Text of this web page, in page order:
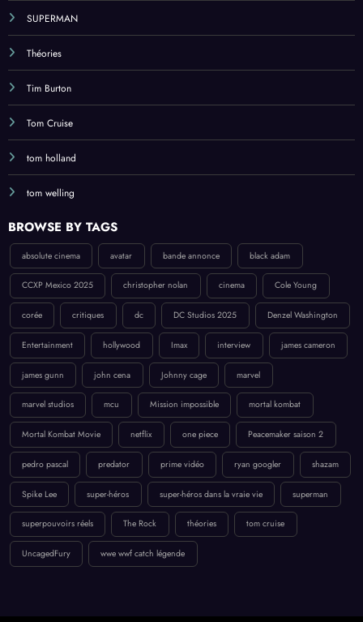
SUPERMAN
Théories
Tim Burton
Tom Cruise
tom holland
tom welling
BROWSE BY TAGS
absolute cinema avatar bande annonce black adam
CCXP Mexico 2025 christopher nolan cinema Cole Young
corée critiques dc DC Studios 2025 Denzel Washington
Entertainment hollywood Imax interview james cameron
james gunn john cena Johnny cage marvel
marvel studios mcu Mission impossible mortal kombat
Mortal Kombat Movie netflix one piece Peacemaker saison 2
pedro pascal predator prime vidéo ryan googler shazam
Spike Lee super-héros super-héros dans la vraie vie superman
superpouvoirs réels The Rock théories tom cruise
UncagedFury wwe wwf catch légende